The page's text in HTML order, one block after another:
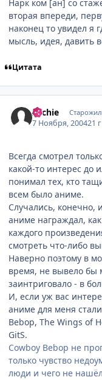
Нарк ком [ан] со
вторая впереди,
наконец то увидел я
мысль, идея, давить
Цитата
Archie
7 Ноября, 200421 г
Всегда смотрел
какой-то интерес до
понимал тех, кто
всем было аниме.
Случались, конечно,
аниме награждал,
каждого
смотреть что-либо
Наверно поэтому в
время, не вывело бы
заинтриговало - в
И, если уж вас
аниме для меня
Bebop, The Wings of
GitS.
Cowboy Bebop не
только чувство
люди и чего не